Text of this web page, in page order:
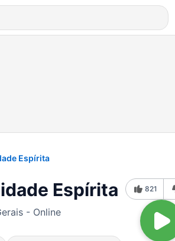
Espírita
Espírita
- Online
821